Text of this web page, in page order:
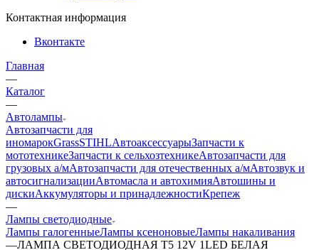
Контактная информация
Вконтакте
Главная
—
Каталог
—
Автолампы
Автозапчасти для
иномарокGrassSTIHLАвтоаксессуарыЗапчасти к
мототехникеЗапчасти к сельхозтехникеАвтозапчасти для
грузовых а/мАвтозапчасти для отечественных а/мАвтозвук и
автосигнализацииАвтомасла и автохимияАвтошины и
дискиАккумуляторы и принадлежностиКрепеж
—
Лампы светодиодные
Лампы галогенныеЛампы ксеноновыеЛампы накаливания
—ЛАМПА СВЕТОДИОДНАЯ T5 12V 1LED БЕЛАЯ